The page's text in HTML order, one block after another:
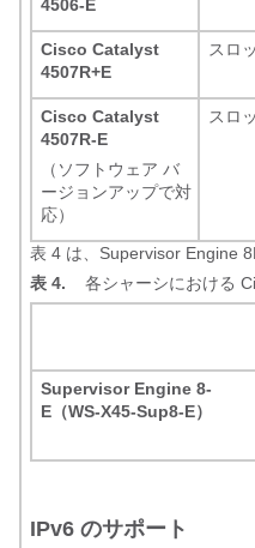
4506-E
Cisco Catalyst
4507R+E
スロ
Cisco Catalyst
4507R-E
（ソフトウェア バ
ージョンアップで対
応）
スロ
表 4 は、Supervisor Engine
表 4.
各シャーシにおける
Supervisor Engine 8-
E（WS-X45-Sup8-E）
IPv6 のサポート